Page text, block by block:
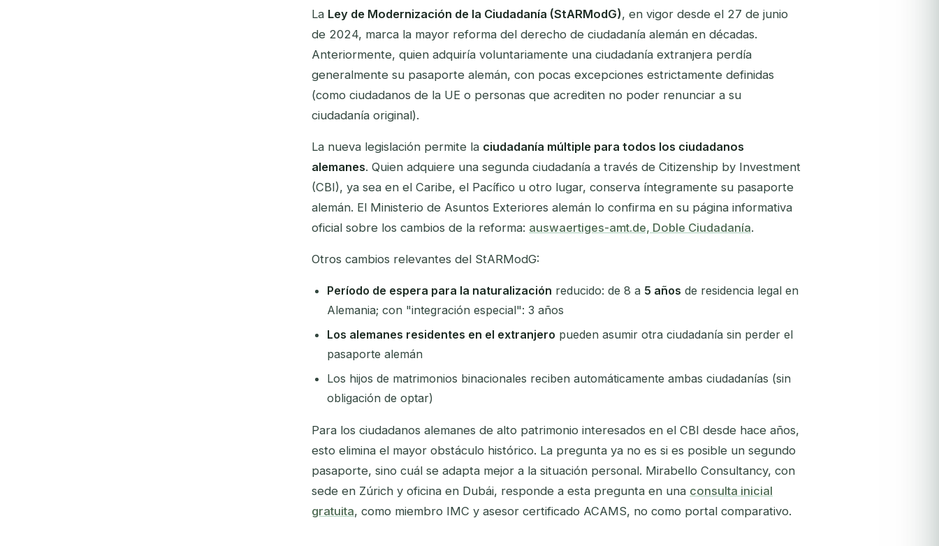
La Ley de Modernización de la Ciudadanía (StARModG), en vigor desde el 27 de junio
de 2024, marca la mayor reforma del derecho de ciudadanía alemán en décadas.
Anteriormente, quien adquiría voluntariamente una ciudadanía extranjera perdía
generalmente su pasaporte alemán, con pocas excepciones estrictamente definidas
(como ciudadanos de la UE o personas que acrediten no poder renunciar a su
ciudadanía original).
La nueva legislación permite la ciudadanía múltiple para todos los ciudadanos
alemanes. Quien adquiere una segunda ciudadanía a través de Citizenship by Investment
(CBI), ya sea en el Caribe, el Pacífico u otro lugar, conserva íntegramente su pasaporte
alemán. El Ministerio de Asuntos Exteriores alemán lo confirma en su página informativa
oficial sobre los cambios de la reforma: auswaertiges-amt.de, Doble Ciudadanía.
Otros cambios relevantes del StARModG:
Período de espera para la naturalización reducido: de 8 a 5 años de residencia legal en
Alemania; con "integración especial": 3 años
Los alemanes residentes en el extranjero pueden asumir otra ciudadanía sin perder el
pasaporte alemán
Los hijos de matrimonios binacionales reciben automáticamente ambas ciudadanías (sin
obligación de optar)
Para los ciudadanos alemanes de alto patrimonio interesados en el CBI desde hace años,
esto elimina el mayor obstáculo histórico. La pregunta ya no es si es posible un segundo
pasaporte, sino cuál se adapta mejor a la situación personal. Mirabello Consultancy, con
sede en Zúrich y oficina en Dubái, responde a esta pregunta en una consulta inicial
gratuita, como miembro IMC y asesor certificado ACAMS, no como portal comparativo.